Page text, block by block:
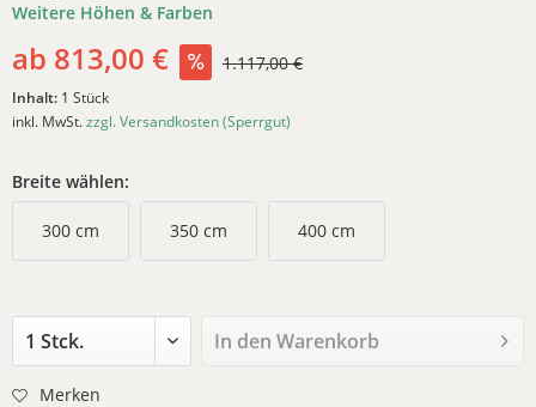
Weitere Höhen & Farben
ab 813,00 € 1.117,00 €
Inhalt: 1 Stück
inkl. MwSt.zzgl. Versandkosten (Sperrgut)
Breite wählen:
300 cm 350 cm 400 cm
In denWarenkorb
Merken